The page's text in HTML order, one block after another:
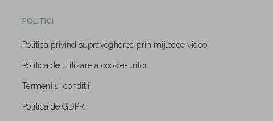
POLITICI
Politica privind supravegherea prin mijloace video
Politica de utilizare a cookie-urilor
Termeni și conditii
Politica de GDPR